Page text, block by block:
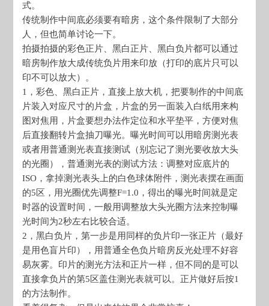
式。
传统制作中间底必须要有暗房，这个条件限制了大部分
人，但也简单讨论一下。
拍摄拍摄的彩色正片、黑白正片、黑白负片都可以通过
暗房制作放大成传统负片用来印放（打印的底片只可以
印不可以放大）。
1，彩色、黑白正片，直接上放大机，把要制作的中间底
片装入对应尺寸的片盒，片盒的另一面装入白纸用来构
图对焦用，片盒要想办法作定位和水平垫平，方便对焦
后直接翻转片盒抽刀曝光。曝光时间可以用暗房测光表
或者用普通测光表直接测试（别忘记了测光要收放大头
的光圈），普通测光表的测试方法：调整对应底片的
ISO，拿掉测光表头上的白色球体附件，测光表摆在画面
的5区，用光圈优先调整F=1.0，得出的曝光时间就是定
时器的设置时间，一般用调整放大头光圈方法来控制曝
光时间为2秒左右比较合适。
2，黑白负片，第一步是用同样的负片印一张正片（最好
是用色盲片印），用普通全色负片暗房反光处理不好容
易灰雾。印片的测光方法和正片一样，但不同的是可以
直接拿负片的第5区盖住测光表就可以。正片做好后按1
的方法制作。